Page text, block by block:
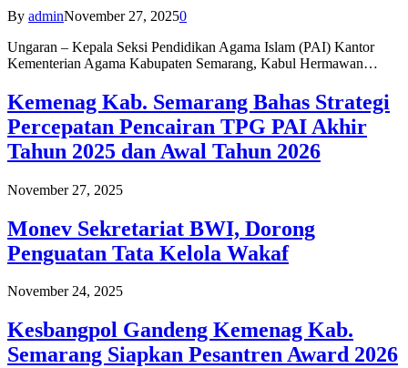
By adminNovember 27, 20250
Ungaran – Kepala Seksi Pendidikan Agama Islam (PAI) Kantor
Kementerian Agama Kabupaten Semarang, Kabul Hermawan…
Kemenag Kab. Semarang Bahas Strategi
Percepatan Pencairan TPG PAI Akhir
Tahun 2025 dan Awal Tahun 2026
November 27, 2025
Monev Sekretariat BWI, Dorong
Penguatan Tata Kelola Wakaf
November 24, 2025
Kesbangpol Gandeng Kemenag Kab.
Semarang Siapkan Pesantren Award 2026